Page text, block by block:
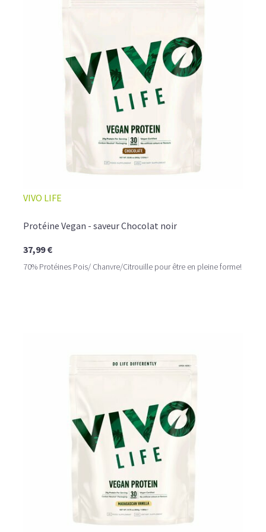
VIVO LIFE
Protéine Vegan - saveur Chocolat noir
37,99 €
70% Protéines Pois/ Chanvre/Citrouille pour être en pleine forme!